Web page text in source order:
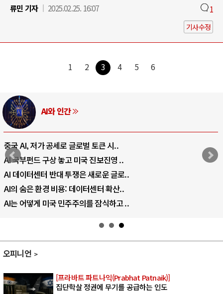
류민 기자
2025.02.25. 16:07 1
기사수정
1 2 3 4 5 6
AI와 인간
중국 AI, 저가 공세로 글로벌 토큰 시..
AI 국부펀드 구상 놓고 미국 진보진영 ..
AI 데이터센터 반대 투쟁은 새로운 글로..
AI의 숨은 환경 비용: 데이터센터 확산..
AI는 어떻게 미국 민주주의를 잠식하고 ..
오피니언
[프라바트 파트나익(Prabhat Patnaik)]
집단학살 정권에 무기를 공급하는 인도